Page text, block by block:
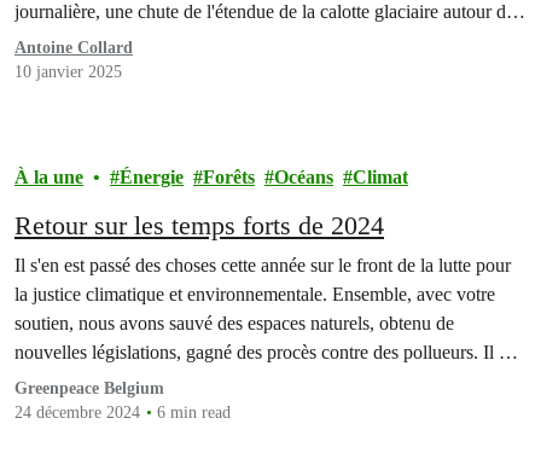
journalière, une chute de l'étendue de la calotte glaciaire autour de
l'Antarctique et de l'Arctique et une augmentation des niveaux de
dioxyde de carbone et de méthane. Il s’agit…
Antoine Collard
10 janvier 2025
À la une Énergie Forêts Océans Climat
Retour sur les temps forts de 2024
Il s'en est passé des choses cette année sur le front de la lutte pour
la justice climatique et environnementale. Ensemble, avec votre
soutien, nous avons sauvé des espaces naturels, obtenu de
nouvelles législations, gagné des procès contre des pollueurs. Il y a
eu des victoires, des avancées mais aussi des revers et des défis.…
Greenpeace Belgium
24 décembre 2024
6 min read